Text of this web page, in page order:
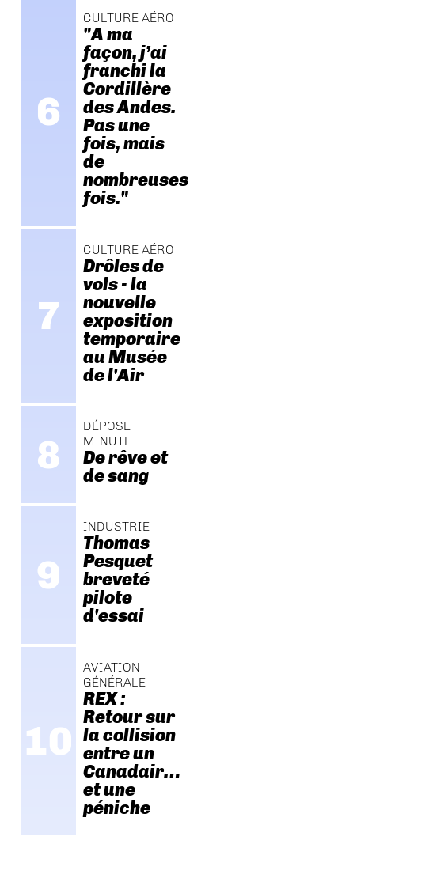
CULTURE AÉRO
"A ma
façon, j’ai
franchi la
Cordillère
des Andes.
Pas une
fois, mais
de
nombreuses
fois."
CULTURE AÉRO
Drôles de
vols - la
nouvelle
exposition
temporaire
au Musée
de l'Air
DÉPOSE
MINUTE
De rêve et
de sang
INDUSTRIE
Thomas
Pesquet
breveté
pilote
d'essai
AVIATION
GÉNÉRALE
REX :
Retour sur
la collision
entre un
Canadair…
et une
péniche